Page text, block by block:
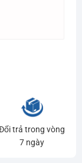
trả trong vòng
7 ngày